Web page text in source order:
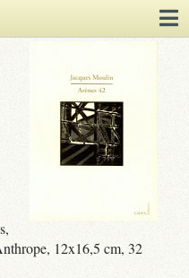
12x16,5 cm, 32